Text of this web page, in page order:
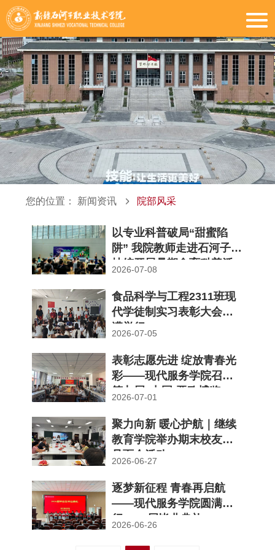
您的位置： 新闻资讯 院部风采
以专业科普破局“甜蜜陷
阱” 我院教师走进石河子科
技馆开展暑期食育科普活
2026-07-08
食品科学与工程2311班现
代学徒制实习表彰大会圆
满举行
2026-07-05
表彰志愿先进 绽放青春光
彩——现代服务学院召开
第九届“中国-亚欧博览
2026-07-01
聚力向新 暖心护航｜继续
教育学院举办期末校友微
见面会活动
2026-06-27
逐梦新征程 青春再启航
——现代服务学院圆满举
行2026届毕业典礼
2026-06-26